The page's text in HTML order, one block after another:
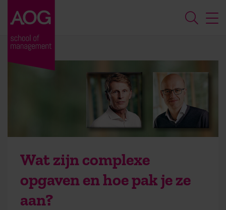
Wat zijn complexe
opgaven en hoe pak je ze
aan?